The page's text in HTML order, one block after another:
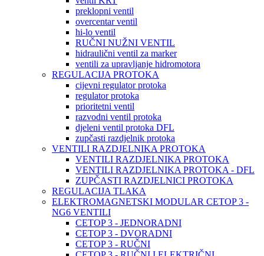
preklopni ventil
overcentar ventil
hi-lo ventil
RUČNI NUŽNI VENTIL
hidraulični ventil za marker
ventili za upravljanje hidromotora
REGULACIJA PROTOKA
cijevni regulator protoka
regulator protoka
prioritetni ventil
razvodni ventil protoka
djeleni ventil protoka DFL
zupčasti razdjelnik protoka
VENTILI RAZDJELNIKA PROTOKA
VENTILI RAZDJELNIKA PROTOKA
VENTILI RAZDJELNIKA PROTOKA - DFL
ZUPČASTI RAZDJELNICI PROTOKA
REGULACIJA TLAKA
ELEKTROMAGNETSKI MODULAR CETOP 3 -
NG6 VENTILI
CETOP 3 - JEDNORADNI
CETOP 3 - DVORADNI
CETOP 3 - RUČNI